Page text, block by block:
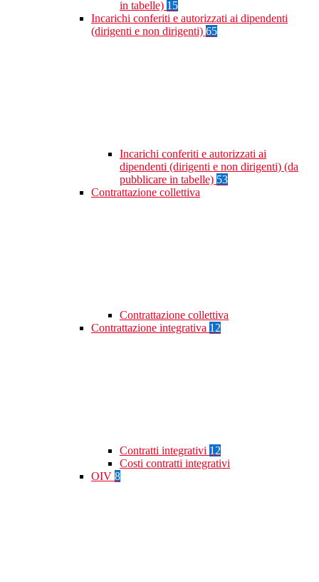
in tabelle) 15
Incarichi conferiti e autorizzati ai dipendenti
(dirigenti e non dirigenti) 65
Incarichi conferiti e autorizzati ai
dipendenti (dirigenti e non dirigenti) (da
pubblicare in tabelle) 53
Contrattazione collettiva
Contrattazione collettiva
Contrattazione integrativa 12
Contratti integrativi 12
Costi contratti integrativi
OIV 8